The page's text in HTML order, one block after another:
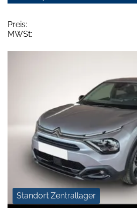
Preis:
MWSt:
Standort Zentrallager